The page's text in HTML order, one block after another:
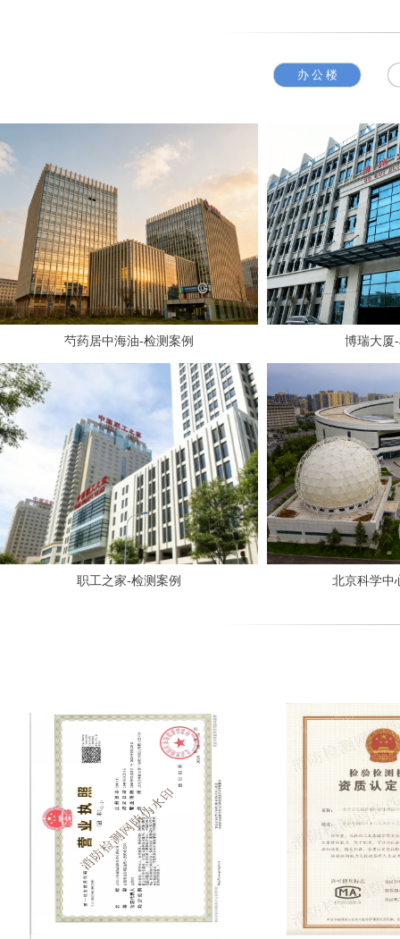
办 公 楼
芍药居中海油-检测案例 博瑞大厦
职工之家-检测案例 北京科学中